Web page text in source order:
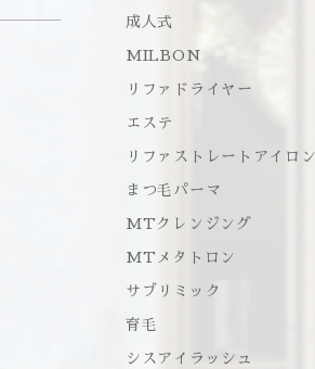
成人式
MILBON
リファドライヤー
エステ
リファストレートアイロン
まつ毛パーマ
MTクレンジング
MTメタトロン
サブリミック
育毛
シスアイラッシュ